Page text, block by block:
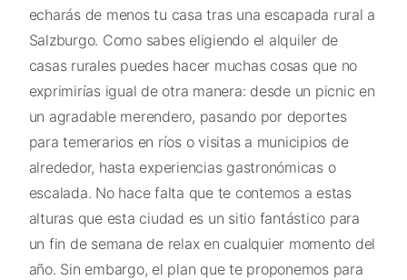
echarás de menos tu casa tras una escapada rural a
Salzburgo. Como sabes eligiendo el alquiler de
casas rurales puedes hacer muchas cosas que no
exprimirías igual de otra manera: desde un picnic en
un agradable merendero, pasando por deportes
para temerarios en ríos o visitas a municipios de
alrededor, hasta experiencias gastronómicas o
escalada. No hace falta que te contemos a estas
alturas que esta ciudad es un sitio fantástico para
un fin de semana de relax en cualquier momento del
año. Sin embargo, el plan que te proponemos para